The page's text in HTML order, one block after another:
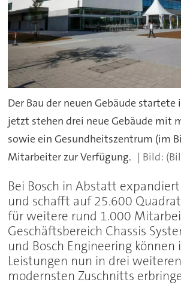
Der Bau der neuen Gebäude
jetzt stehen drei neue Gebäude mit
sowie ein Gesundheitszentrum (im
Mitarbeiter zur Verfügung.
Bei Bosch in Abstatt
und schafft auf 25.600
für weitere rund 1.000
Geschäftsbereich Chassis
und Bosch Engineering können
Leistungen nun in drei
modernsten Zuschnitts